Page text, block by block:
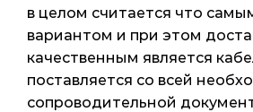
в целом считается что
вариантом и при этом
качественным является
поставляется со всей
сопроводительной